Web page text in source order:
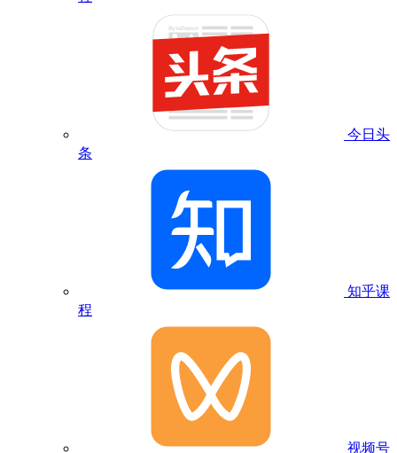
今日头
条
知乎课
程
视频号